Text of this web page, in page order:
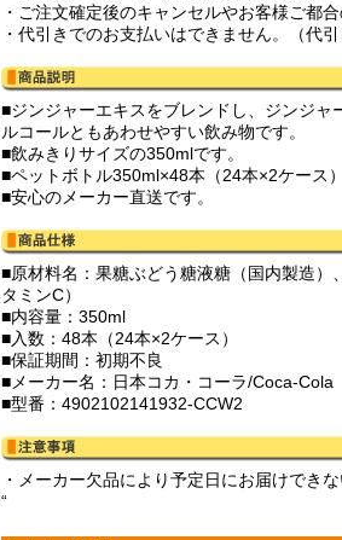
・ご注文確定後のキャンセルやお客様ご都
・代引きでのお支払いはできません。（代
■ジンジャーエキスをブレンドし、ジンジャ
ルコールともあわせやすい飲み物です。
■飲みきりサイズの350mlです。
■ペットボトル350ml×48本（24本×2ケース）
■安心のメーカー直送です。
■原材料名：果糖ぶどう糖液糖（国内製造
タミンC）
■内容量：350ml
■入数：48本（24本×2ケース）
■保証期間：初期不良
■メーカー名：日本コカ・コーラ/Coca-Cola
■型番：4902102141932-CCW2
・メーカー欠品により予定日にお届けでき
“